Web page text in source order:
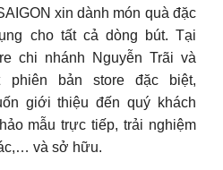
xin dành món quà đặc
cho tất cả dòng bút. Tại
chi nhánh Nguyễn Trãi và
phiên bản store đặc biệt,
giới thiệu đến quý khách
mẫu trực tiếp, trải nghiệm
và sở hữu.